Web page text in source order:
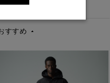
すすめ